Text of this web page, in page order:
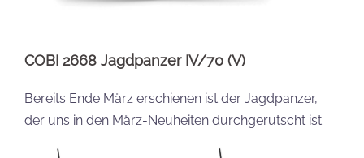
COBI 2668 Jagdpanzer IV/70 (V)
Bereits Ende März erschienen ist der Jagdpanzer,
der uns in den März-Neuheiten durchgerutscht ist.